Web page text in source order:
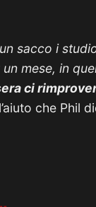
sacco i
mese, in
ci
che Phil